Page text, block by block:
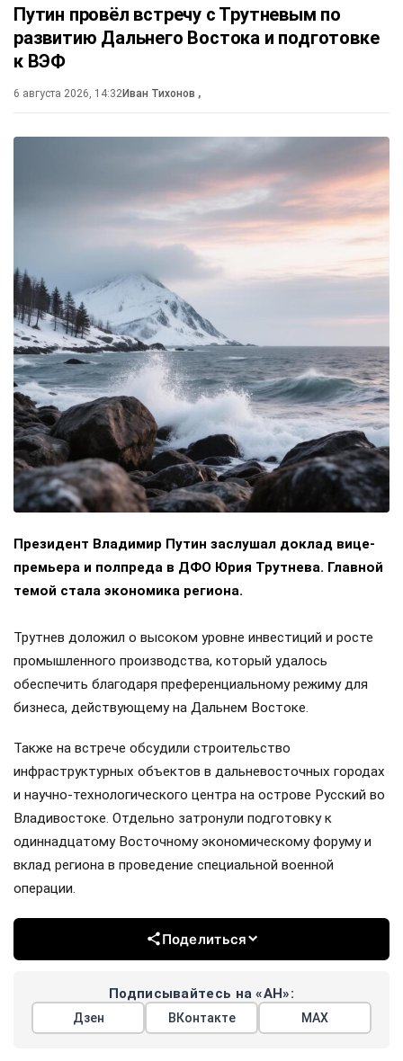
Путин провёл встречу с Трутневым по
развитию Дальнего Востока и подготовке
к ВЭФ
6 августа 2026, 14:32Иван Тихонов ,
Президент Владимир Путин заслушал доклад вице-
премьера и полпреда в ДФО Юрия Трутнева. Главной
темой стала экономика региона.
Трутнев доложил о высоком уровне инвестиций и росте
промышленного производства, который удалось
обеспечить благодаря преференциальному режиму для
бизнеса, действующему на Дальнем Востоке.
Также на встрече обсудили строительство
инфраструктурных объектов в дальневосточных городах
и научно-технологического центра на острове Русский во
Владивостоке. Отдельно затронули подготовку к
одиннадцатому Восточному экономическому форуму и
вклад региона в проведение специальной военной
операции.
Поделиться
Подписывайтесь на «АН»:
Дзен ВКонтакте МАХ